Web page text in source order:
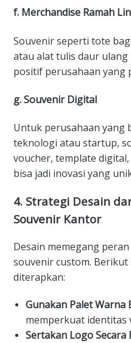
f. Merchandise Ramah
Souvenir seperti tote
atau alat tulis daur
positif perusahaan yang
g. Souvenir Digital
Untuk perusahaan yang
teknologi atau startup,
voucher, template
bisa jadi inovasi yang
4. Strategi Desain
Souvenir Kantor
Desain memegang
souvenir custom.
diterapkan:
Gunakan Palet Warna
memperkuat identitas
Sertakan Logo Secara